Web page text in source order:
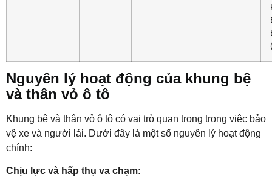
Nguyên lý hoạt động của khung bệ
và thân vỏ ô tô
Khung bệ và thân vỏ ô tô có vai trò quan trọng trong việc bảo
vệ xe và người lái. Dưới đây là một số nguyên lý hoạt động
chính:
Chịu lực và hấp thụ va chạm: